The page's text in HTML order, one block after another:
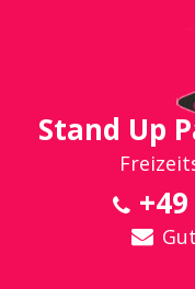
Stand Up